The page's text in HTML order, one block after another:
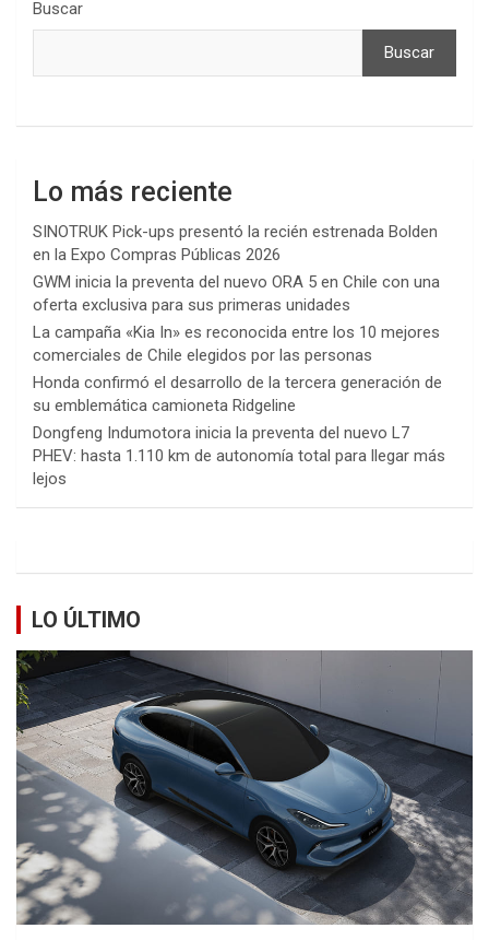
Buscar
Buscar
Lo más reciente
SINOTRUK Pick-ups presentó la recién estrenada Bolden
en la Expo Compras Públicas 2026
GWM inicia la preventa del nuevo ORA 5 en Chile con una
oferta exclusiva para sus primeras unidades
La campaña «Kia In» es reconocida entre los 10 mejores
comerciales de Chile elegidos por las personas
Honda confirmó el desarrollo de la tercera generación de
su emblemática camioneta Ridgeline
Dongfeng Indumotora inicia la preventa del nuevo L7
PHEV: hasta 1.110 km de autonomía total para llegar más
lejos
LO ÚLTIMO